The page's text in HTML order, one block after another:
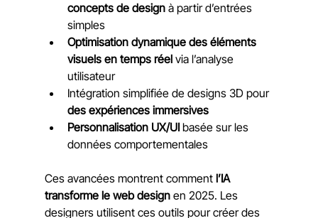
concepts de design à partir d’entrées
simples
Optimisation dynamique des éléments
visuels en temps réel via l’analyse
utilisateur
Intégration simplifiée de designs 3D pour
des expériences immersives
Personnalisation UX/UI basée sur les
données comportementales
Ces avancées montrent comment l’IA
transforme le web design en 2025. Les
designers utilisent ces outils pour créer des